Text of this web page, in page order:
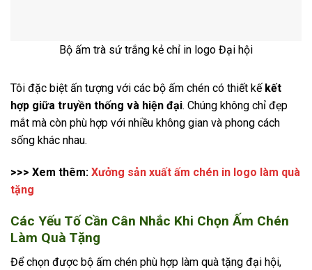
Bộ ấm trà sứ trắng kẻ chỉ in logo Đại hội
Tôi đặc biệt ấn tượng với các bộ ấm chén có thiết kế kết
hợp giữa truyền thống và hiện đại. Chúng không chỉ đẹp
mắt mà còn phù hợp với nhiều không gian và phong cách
sống khác nhau.
>>> Xem thêm: Xưởng sản xuất ấm chén in logo làm quà
tặng
Các Yếu Tố Cần Cân Nhắc Khi Chọn Ấm Chén
Làm Quà Tặng
Để chọn được bộ ấm chén phù hợp làm quà tặng đại hội,